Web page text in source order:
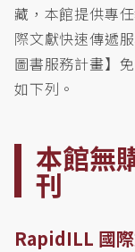
藏，本館提供專
際文獻快速傳遞
圖書服務計畫】
如下列。
本館無
刊
RapidILL 國